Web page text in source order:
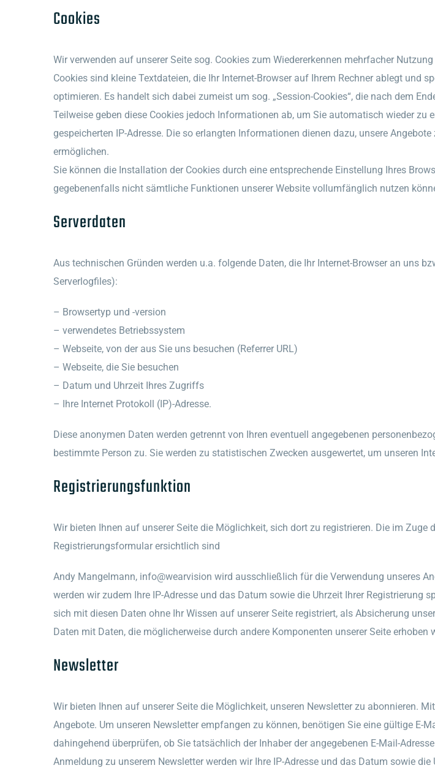
Cookies
Wir verwenden auf unserer Seite sog. Cookies zum Wiedererkennen mehrfacher
Cookies sind kleine Textdateien, die Ihr Internet-Browser auf Ihrem Rechner ablegt und
optimieren. Es handelt sich dabei zumeist um sog. „Session-Cookies“, die nach dem
Teilweise geben diese Cookies jedoch Informationen ab, um Sie automatisch wieder zu
gespeicherten IP-Adresse. Die so erlangten Informationen dienen dazu, unsere
ermöglichen.
Sie können die Installation der Cookies durch eine entsprechende Einstellung Ihres
gegebenenfalls nicht sämtliche Funktionen unserer Website vollumfänglich nutzen
Serverdaten
Aus technischen Gründen werden u.a. folgende Daten, die Ihr Internet-Browser an uns
Serverlogfiles):
– Browsertyp und -version
– verwendetes Betriebssystem
– Webseite, von der aus Sie uns besuchen (Referrer URL)
– Webseite, die Sie besuchen
– Datum und Uhrzeit Ihres Zugriffs
– Ihre Internet Protokoll (IP)-Adresse.
Diese anonymen Daten werden getrennt von Ihren eventuell angegebenen
bestimmte Person zu. Sie werden zu statistischen Zwecken ausgewertet, um unseren
Registrierungsfunktion
Wir bieten Ihnen auf unserer Seite die Möglichkeit, sich dort zu registrieren. Die im
Registrierungsformular ersichtlich sind
Andy Mangelmann, info@wearvision wird ausschließlich für die Verwendung unseres
werden wir zudem Ihre IP-Adresse und das Datum sowie die Uhrzeit Ihrer Registrierung
sich mit diesen Daten ohne Ihr Wissen auf unserer Seite registriert, als Absicherung
Daten mit Daten, die möglicherweise durch andere Komponenten unserer Seite erhoben
Newsletter
Wir bieten Ihnen auf unserer Seite die Möglichkeit, unseren Newsletter zu abonnieren.
Angebote. Um unseren Newsletter empfangen zu können, benötigen Sie eine gültige E-
dahingehend überprüfen, ob Sie tatsächlich der Inhaber der angegebenen E-Mail-
Anmeldung zu unserem Newsletter werden wir Ihre IP-Adresse und das Datum sowie